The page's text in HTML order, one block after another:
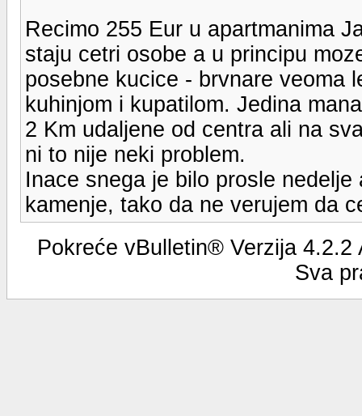
Recimo 255 Eur u apartmanima
staju cetri osobe a u principu
posebne kucice - brvnare veoma
kuhinjom i kupatilom. Jedina
2 Km udaljene od centra ali na
ni to nije neki problem.
Inace snega je bilo prosle
kamenje, tako da ne verujem da
Pokreće vBulletin® Verzija
Sva